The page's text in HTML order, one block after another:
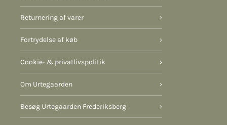
Returnering af varer ›
Fortrydelse af køb ›
Cookie- & privatlivspolitik ›
Om Urtegaarden ›
Besøg Urtegaarden Frederiksberg ›